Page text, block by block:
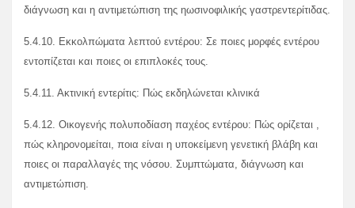
διάγνωση και η αντιμετώπιση της ηωσινοφιλικής γαστρεντερίτιδας.
5.4.10. Εκκολπώματα λεπτού εντέρου: Σε ποιες μορφές εντέρου
εντοπίζεται και ποιες οι επιπλοκές τους.
5.4.11. Ακτινική εντερίτις: Πώς εκδηλώνεται κλινικά
5.4.12. Οικογενής πολυποδίαση παχέος εντέρου: Πώς ορίζεται ,
πώς κληρονομείται, ποια είναι η υποκείμενη γενετική βλάβη και
ποιες οι παραλλαγές της νόσου. Συμπτώματα, διάγνωση και
αντιμετώπιση.